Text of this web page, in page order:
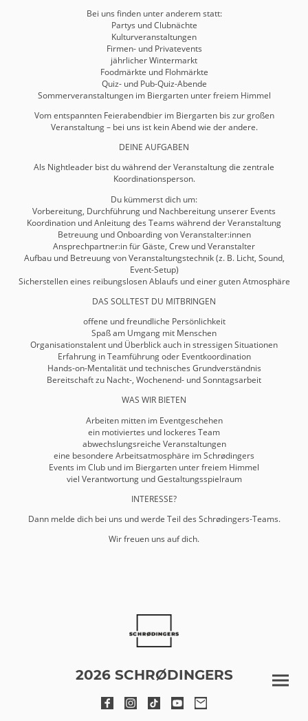
Bei uns finden unter anderem statt:
Partys und Clubnächte
Kulturveranstaltungen
Firmen- und Privatevents
jährlicher Wintermarkt
Foodmärkte und Flohmärkte
Quiz- und Pub-Quiz-Abende
Sommerveranstaltungen im Biergarten unter freiem Himmel
Vom entspannten Feierabendbier im Biergarten bis zur großen
Veranstaltung – bei uns ist kein Abend wie der andere.
DEINE AUFGABEN
Als Nightleader bist du während der Veranstaltung die zentrale
Koordinationsperson.
Du kümmerst dich um:
Vorbereitung, Durchführung und Nachbereitung unserer Events
Koordination und Anleitung des Teams während der Veranstaltung
Betreuung und Onboarding von Veranstalter:innen
Ansprechpartner:in für Gäste, Crew und Veranstalter
Aufbau und Betreuung von Veranstaltungstechnik (z. B. Licht, Sound,
Event-Setup)
Sicherstellen eines reibungslosen Ablaufs und einer guten Atmosphäre
DAS SOLLTEST DU MITBRINGEN
offene und freundliche Persönlichkeit
Spaß am Umgang mit Menschen
Organisationstalent und Überblick auch in stressigen Situationen
Erfahrung in Teamführung oder Eventkoordination
Hands-on-Mentalität und technisches Grundverständnis
Bereitschaft zu Nacht-, Wochenend- und Sonntagsarbeit
WAS WIR BIETEN
Arbeiten mitten im Eventgeschehen
ein motiviertes und lockeres Team
abwechslungsreiche Veranstaltungen
eine besondere Arbeitsatmosphäre im Schrødingers
Events im Club und im Biergarten unter freiem Himmel
viel Verantwortung und Gestaltungsspielraum
INTERESSE?
Dann melde dich bei uns und werde Teil des Schrødingers-Teams.
Wir freuen uns auf dich.
2026 SCHRØDINGERS